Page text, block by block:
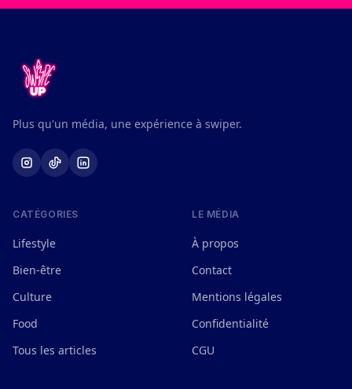
Plus qu'un média, une expérience à swiper.
CATÉGORIES
Lifestyle
Bien-être
Culture
Food
Tous les articles
LE MÉDIA
À propos
Contact
Mentions légales
Confidentialité
CGU